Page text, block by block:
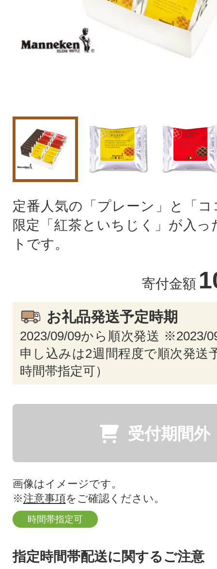
定番人気の「プレーン」と「
限定「紅茶といちじく」が入
トです。
寄付金額
お礼品発送予定時期
2023/09/09から順次発送 ※2023/
申し込みは2週間程度で順次発送
時間帯指定可）
受付期間外
画像はイメージです。
※注意事項をご確認ください。
時間帯指定可
指定時間帯配送に関するご注意